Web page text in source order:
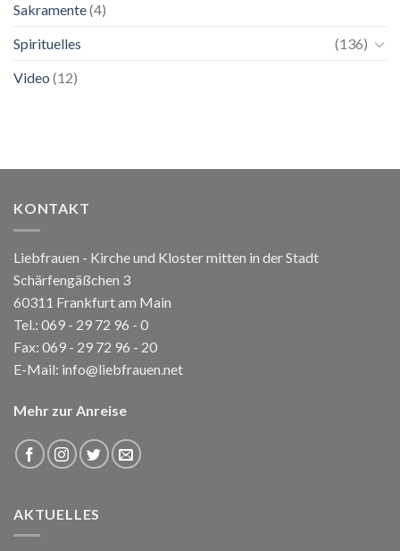
Sakramente(4)
Spirituelles
(136)
Video (12)
KONTAKT
Liebfrauen - Kirche und Kloster mitten in der Stadt
Schärfengäßchen 3
60311 Frankfurt am Main
Tel.: 069 - 29 72 96 - 0
Fax: 069 - 29 72 96 - 20
E-Mail: info@liebfrauen.net
Mehr zur Anreise
AKTUELLES